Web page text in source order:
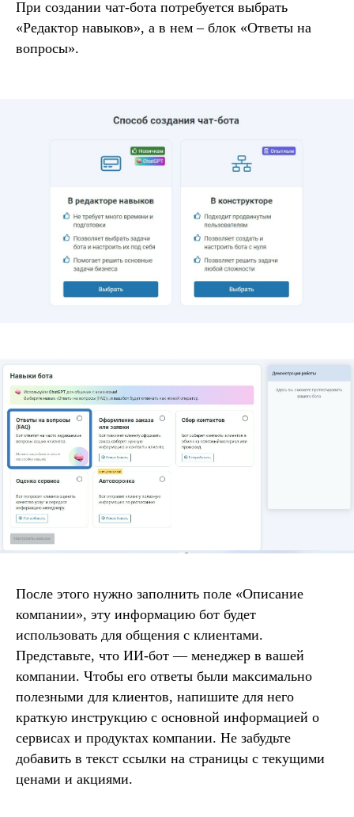
При создании чат-бота потребуется выбрать
«Редактор навыков», а в нем – блок «Ответы на
вопросы».
После этого нужно заполнить поле «Описание
компании», эту информацию бот будет
использовать для общения с клиентами.
Представьте, что ИИ-бот — менеджер в вашей
компании. Чтобы его ответы были максимально
полезными для клиентов, напишите для него
краткую инструкцию с основной информацией о
сервисах и продуктах компании. Не забудьте
добавить в текст ссылки на страницы с текущими
ценами и акциями.